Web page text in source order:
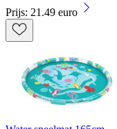
Prijs: 21.49 euro